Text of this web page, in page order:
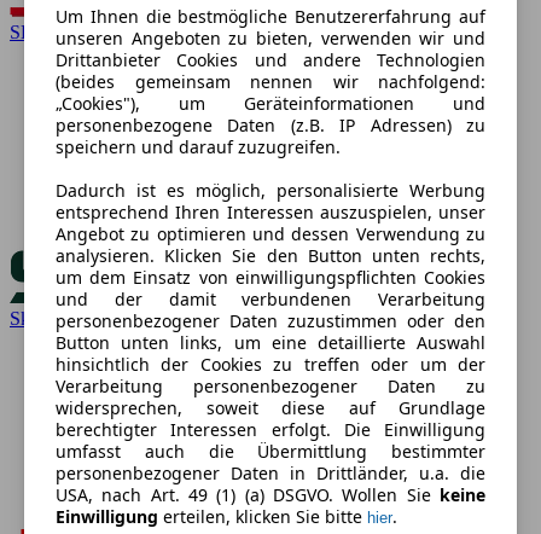
SEAT
Skoda
Um Ihnen die bestmögliche Benutzererfahrung auf
unseren Angeboten zu bieten, verwenden wir und
Drittanbieter Cookies und andere Technologien
(beides gemeinsam nennen wir nachfolgend:
„Cookies"), um Geräteinformationen und
personenbezogene Daten (z.B. IP Adressen) zu
speichern und darauf zuzugreifen.
Dadurch ist es möglich, personalisierte Werbung
entsprechend Ihren Interessen auszuspielen, unser
Angebot zu optimieren und dessen Verwendung zu
analysieren. Klicken Sie den Button unten rechts,
um dem Einsatz von einwilligungspflichten Cookies
und der damit verbundenen Verarbeitung
personenbezogener Daten zuzustimmen oder den
Button unten links, um eine detaillierte Auswahl
hinsichtlich der Cookies zu treffen oder um der
Verarbeitung personenbezogener Daten zu
widersprechen, soweit diese auf Grundlage
berechtigter Interessen erfolgt. Die Einwilligung
umfasst auch die Übermittlung bestimmter
personenbezogener Daten in Drittländer, u.a. die
USA, nach Art. 49 (1) (a) DSGVO. Wollen Sie keine
Einwilligung erteilen, klicken Sie bitte hier.